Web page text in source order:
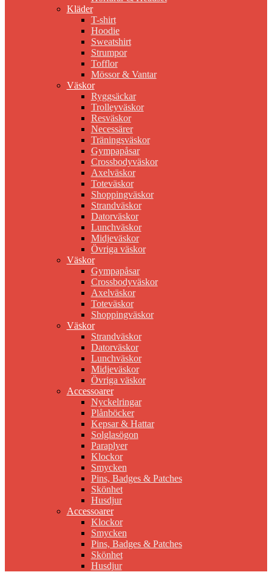
Kläder
T-shirt
Hoodie
Sweatshirt
Strumpor
Tofflor
Mössor & Vantar
Väskor
Ryggsäckar
Trolleyväskor
Resväskor
Necessärer
Träningsväskor
Gympapåsar
Crossbodyväskor
Axelväskor
Toteväskor
Shoppingväskor
Strandväskor
Datorväskor
Lunchväskor
Midjeväskor
Övriga väskor
Väskor
Gympapåsar
Crossbodyväskor
Axelväskor
Toteväskor
Shoppingväskor
Väskor
Strandväskor
Datorväskor
Lunchväskor
Midjeväskor
Övriga väskor
Accessoarer
Nyckelringar
Plånböcker
Kepsar & Hattar
Solglasögon
Paraplyer
Klockor
Smycken
Pins, Badges & Patches
Skönhet
Husdjur
Accessoarer
Klockor
Smycken
Pins, Badges & Patches
Skönhet
Husdjur